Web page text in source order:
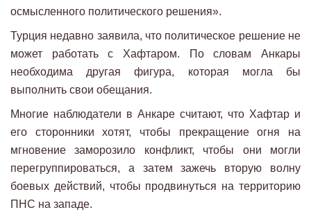
осмысленного политического решения».
Турция недавно заявила, что политическое решение не
может работать с Хафтаром. По словам Анкары
необходима другая фигура, которая могла бы
выполнить свои обещания.
Многие наблюдатели в Анкаре считают, что Хафтар и
его сторонники хотят, чтобы прекращение огня на
мгновение заморозило конфликт, чтобы они могли
перегруппироваться, а затем зажечь вторую волну
боевых действий, чтобы продвинуться на территорию
ПНС на западе.